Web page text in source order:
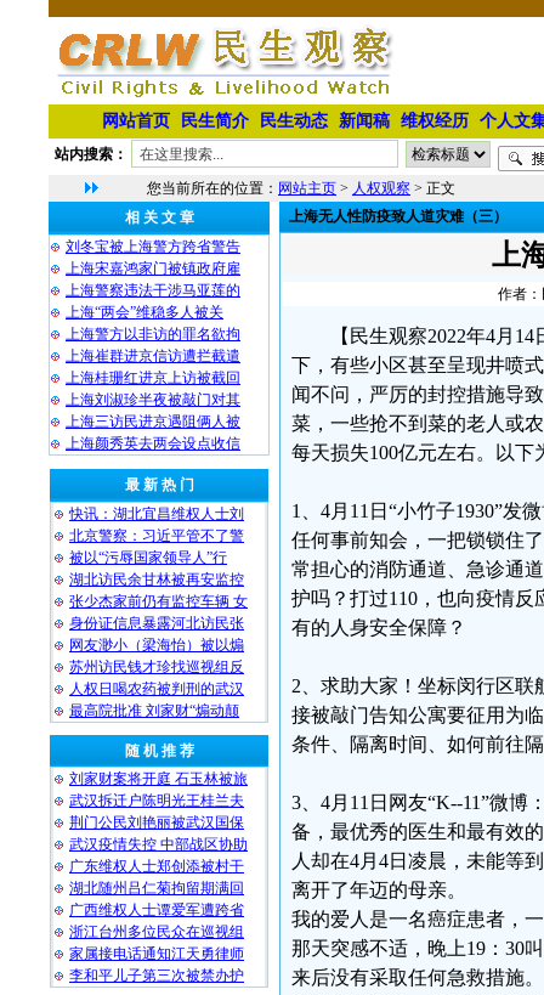
网站首页 民生简介 民生动态 新闻稿 维权经历 个人文
站内搜索：
您当前所在的位置： 网站主页 > 人权观察 > 正文
相 关 文 章
刘冬宝被上海警方跨省警告
上海宋嘉鸿家门被镇政府雇
上海警察违法干涉马亚莲的
上海“两会”维稳多人被关
上海警方以非访的罪名欲拘
上海崔群进京信访遭拦截遣
上海桂珊红进京上访被截回
上海刘淑珍半夜被敲门对其
上海三访民进京遇阻俩人被
上海颜秀英去两会设点收信
最 新 热 门
快讯：湖北宜昌维权人士刘
北京警察：习近平管不了警
被以“污辱国家领导人”行
湖北访民余甘林被再安监控
张少杰家前仍有监控车辆 女
身份证信息暴露河北访民张
网友渺小（梁海怡）被以煽
苏州访民钱才珍找巡视组反
人权日喝农药被判刑的武汉
最高院批准 刘家财“煽动颠
随 机 推 荐
刘家财案将开庭 石玉林被旅
武汉拆迁户陈明光王桂兰夫
荆门公民刘艳丽被武汉国保
武汉疫情失控 中部战区协助
广东维权人士郑创添被村干
湖北随州吕仁菊拘留期满回
广西维权人士谭爱军遭跨省
浙江台州多位民众在巡视组
家属接电话通知江天勇律师
李和平儿子第三次被禁办护
上海无人性防疫致人道灾难（三）
上
作者：
【民生观察2022年4月
下，有些小区甚至呈现井喷
闻不问，严厉的封控措施导
菜，一些抢不到菜的老人或
每天损失100亿元左右。以下
1、4月11日“小竹子1930”发
任何事前知会，一把锁锁住
常担心的消防通道、急诊通
护吗？打过110，也向疫情
有的人身安全保障？
2、求助大家！坐标闵行区联
接被敲门告知公寓要征用为
条件、隔离时间、如何前往
3、4月11日网友“K--11”微
备，最优秀的医生和最有效
人却在4月4日凌晨，未能等
离开了年迈的母亲。
我的爱人是一名癌症患者，
那天突感不适，晚上19：30
来后没有采取任何急救措施